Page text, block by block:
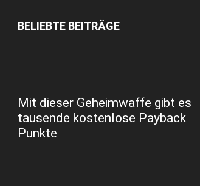
BELIEBTE BEITRÄGE
Mit dieser Geheimwaffe gibt es
tausende kostenlose Payback
Punkte